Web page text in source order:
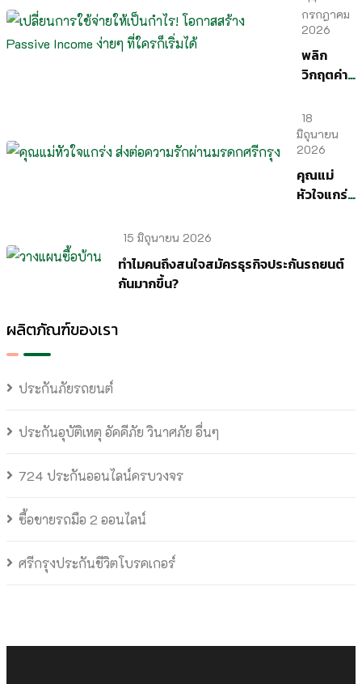
กรกฎาคม
2026
พลิก
วิกฤตค่า
เปลี่ยน
รายจ่าย
เป็นราย
ได้ สร้าง
Passive
18
มิถุนายน
2026
คุณแม่
หัวใจแกร่ง
ศรีกรุง
15 มิถุนายน 2026
ทำไมคนถึงสนใจสมัครธุรกิจประกันรถยนต์
กันมากขึ้น?
ผลิตภัณฑ์ของเรา
ประกันภัยรถยนต์
ประกันอุบัติเหตุ อัคคีภัย วินาศภัย อื่นๆ
724 ประกันออนไลน์ครบวงจร
ซื้อขายรถมือ 2 ออนไลน์
ศรีกรุงประกันชีวิตโบรคเกอร์